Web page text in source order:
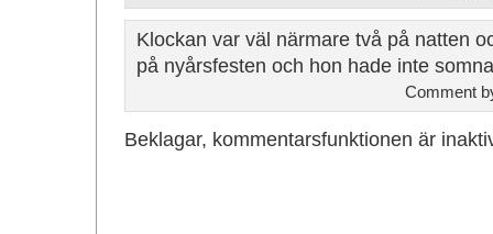
Klockan var väl närmare två på natten
på nyårsfesten och hon hade inte
Comment
Beklagar, kommentarsfunktionen är